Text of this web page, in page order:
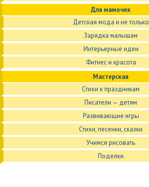
Для мамочек
Детская мода и не только
Зарядка малышам
Интерьерные идеи
Фитнес и красота
Мастерская
Стихи к праздникам
Писатели — детям
Развивающие игры
Стихи, песенки, сказки
Учимся рисовать
Поделки